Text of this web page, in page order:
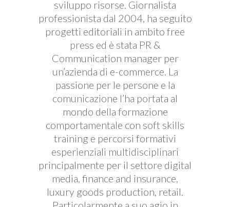
sviluppo risorse. Giornalista
professionista dal 2004, ha seguito
progetti editoriali in ambito free
press ed è stata PR &
Communication manager per
un’azienda di e-commerce. La
passione per le persone e la
comunicazione l’ha portata al
mondo della formazione
comportamentale con soft skills
training e percorsi formativi
esperienziali multidisciplinari
principalmente per il settore digital
media, finance and insurance,
luxury goods production, retail.